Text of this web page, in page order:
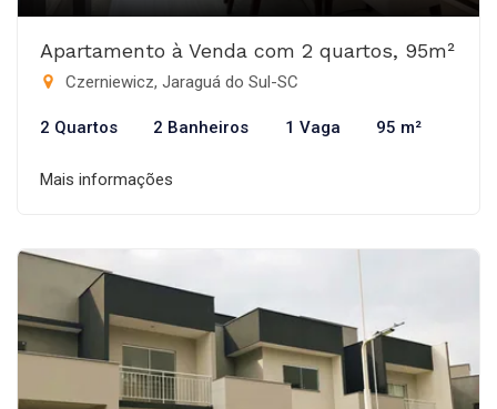
Apartamento à Venda com 2 quartos, 95m²
Czerniewicz, Jaraguá do Sul-SC
2 Quartos 2 Banheiros 1 Vaga 95 m²
Mais informações